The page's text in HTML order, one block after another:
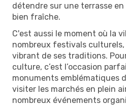
détendre sur une terrasse
bien fraîche.
C'est aussi le moment où la
nombreux festivals
vibrant de ses traditions.
culture, c’est l’occasion
monuments emblématiques
visiter les marchés en plein
nombreux événements